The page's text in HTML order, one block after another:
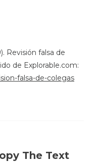
Revisión falsa de
de Explorable.com:
falsa-de-colegas
The Text